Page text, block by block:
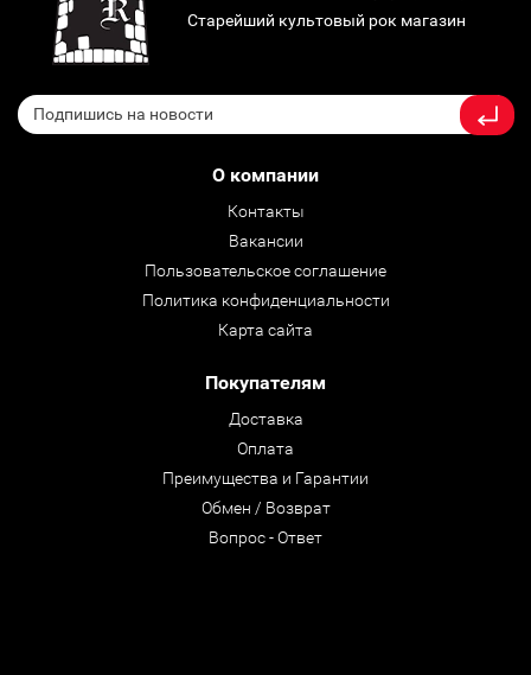
Старейший культовый рок магазин
О компании
Контакты
Вакансии
Пользовательское соглашение
Политика конфиденциальности
Карта сайта
Покупателям
Доставка
Оплата
Преимущества и Гарантии
Обмен / Возврат
Вопрос - Ответ